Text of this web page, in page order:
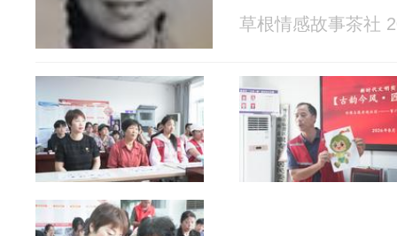
草根情感故事茶社